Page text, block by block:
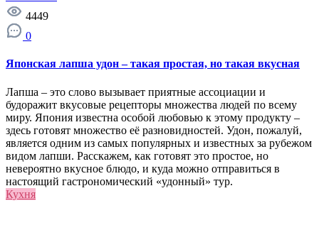
4449
0
Японская лапша удон – такая простая, но такая вкусная
Лапша – это слово вызывает приятные ассоциации и
будоражит вкусовые рецепторы множества людей по всему
миру. Япония известна особой любовью к этому продукту –
здесь готовят множество её разновидностей. Удон, пожалуй,
является одним из самых популярных и известных за рубежом
видом лапши. Расскажем, как готовят это простое, но
невероятно вкусное блюдо, и куда можно отправиться в
настоящий гастрономический «удонный» тур.
Кухня